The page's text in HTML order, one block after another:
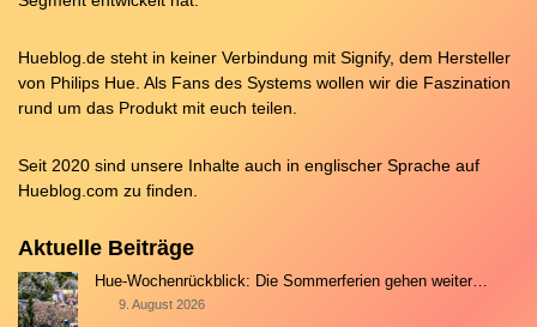
Hueblog.de steht in keiner Verbindung mit Signify, dem Hersteller
von Philips Hue. Als Fans des Systems wollen wir die Faszination
rund um das Produkt mit euch teilen.
Seit 2020 sind unsere Inhalte auch in englischer Sprache auf
Hueblog.com zu finden.
Aktuelle Beiträge
Hue-Wochenrückblick: Die Sommerferien gehen weiter…
9. August 2026